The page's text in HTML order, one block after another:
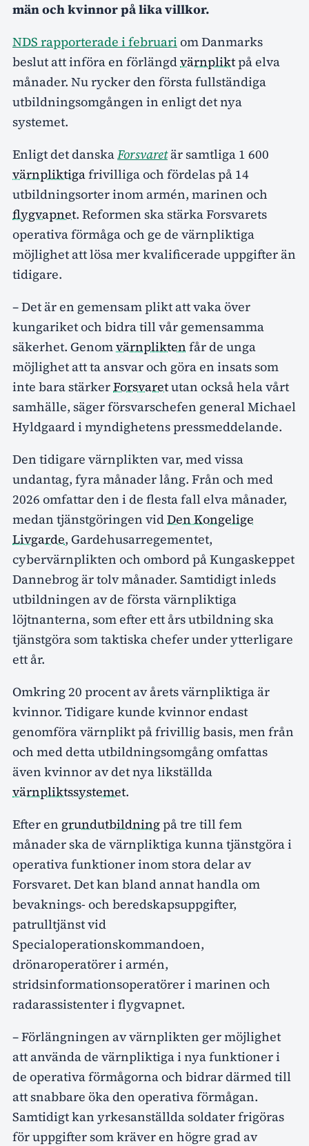
män och kvinnor på lika villkor.
NDS rapporterade i februariom Danmarks
beslut att införa en förlängdvärnpliktpå elva
månader. Nu rycker den första fullständiga
utbildningsomgången in enligt det nya
systemet.
Enligt det danskaForsvaretär samtliga 1 600
värnpliktigafrivilliga och fördelas på 14
utbildningsorter inom armén, marinen och
flygvapnet. Reformen ska stärka Forsvarets
operativa förmåga och ge de värnpliktiga
möjlighet att lösa mer kvalificerade uppgifter än
tidigare.
– Det är en gemensam plikt att vaka över
kungariket och bidra till vår gemensamma
säkerhet. Genomvärnplikten får de unga
möjlighet att ta ansvar och göra en insats som
inte bara stärkerForsvaretutan också hela vårt
samhälle, säger försvarschefen general Michael
Hyldgaard i myndighetens pressmeddelande.
Den tidigare värnplikten var, med vissa
undantag, fyra månader lång. Från och med
2026 omfattar den i de flesta fall elva månader,
medan tjänstgöringen vidDen Kongelige
Livgarde, Gardehusarregementet,
cybervärnplikten och ombord på Kungaskeppet
Dannebrog är tolv månader. Samtidigt inleds
utbildningen av de första värnpliktiga
löjtnanterna, som efter ett års utbildning ska
tjänstgöra som taktiska chefer under ytterligare
ett år.
Omkring 20 procent av årets värnpliktiga är
kvinnor. Tidigare kunde kvinnor endast
genomföra värnplikt på frivillig basis, men från
och med detta utbildningsomgång omfattas
även kvinnor av det nya likställda
värnpliktssystemet.
Efter en grundutbildningpå tre till fem
månader ska de värnpliktiga kunna tjänstgöra i
operativa funktioner inom stora delar av
Forsvaret. Det kan bland annat handla om
bevaknings- och beredskapsuppgifter,
patrulltjänst vid
Specialoperationskommandoen,
drönaroperatörer i armén,
stridsinformationsoperatörer i marinen och
radarassistenter i flygvapnet.
– Förlängningen av värnplikten ger möjlighet
att använda de värnpliktiga i nya funktioner i
de operativa förmågorna och bidrar därmed till
att snabbare öka den operativa förmågan.
Samtidigt kan yrkesanställda soldater frigöras
för uppgifter som kräver en högre grad av